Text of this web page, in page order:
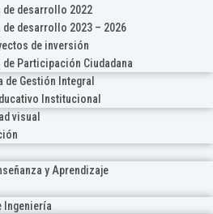
de desarrollo 2022
de desarrollo 2023 – 2026
de inversión
de Participación Ciudadana
de Gestión Integral
Institucional
visual
y Aprendizaje
Ingeniería